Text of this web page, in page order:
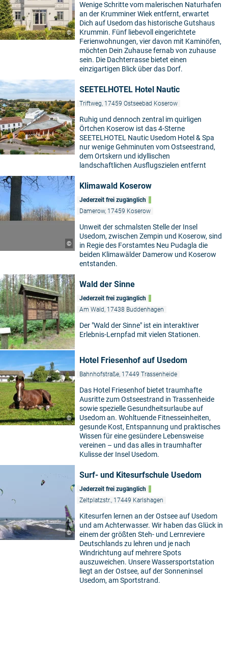
©
Wenige Schritte vom malerischen Naturhafen
an der Krumminer Wiek entfernt, erwartet
Dich auf Usedom das historische Gutshaus
Krummin. Fünf liebevoll eingerichtete
Ferienwohnungen, vier davon mit Kaminöfen,
möchten Dein Zuhause fernab von zuhause
sein. Die Dachterrasse bietet einen
einzigartigen Blick über das Dorf.
SEETELHOTEL Hotel Nautic
Triftweg, 17459 Ostseebad Koserow
Ruhig und dennoch zentral im quirligen
Örtchen Koserow ist das 4-Sterne
SEETELHOTEL Nautic Usedom Hotel & Spa
nur wenige Gehminuten vom Ostseestrand,
dem Ortskern und idyllischen
landschaftlichen Ausflugszielen entfernt
©
Klimawald Koserow
Jederzeit frei zugänglich
Damerow, 17459 Koserow
Unweit der schmalsten Stelle der Insel
Usedom, zwischen Zempin und Koserow, sind
in Regie des Forstamtes Neu Pudagla die
beiden Klimawälder Damerow und Koserow
entstanden.
Wald der Sinne
Jederzeit frei zugänglich
Am Wald, 17438 Buddenhagen
Der "Wald der Sinne" ist ein interaktiver
Erlebnis-Lernpfad mit vielen Stationen.
©
Hotel Friesenhof auf Usedom
Bahnhofstraße, 17449 Trassenheide
Das Hotel Friesenhof bietet traumhafte
Ausritte zum Ostseestrand in Trassenheide
sowie spezielle Gesundheitsurlaube auf
Usedom an. Wohltuende Fitnesseinheiten,
gesunde Kost, Entspannung und praktisches
Wissen für eine gesündere Lebensweise
vereinen – und das alles in traumhafter
Kulisse der Insel Usedom.
©
Surf- und Kitesurfschule Usedom
Jederzeit frei zugänglich
Zeltplatzstr., 17449 Karlshagen
Kitesurfen lernen an der Ostsee auf Usedom
und am Achterwasser. Wir haben das Glück in
einem der größten Steh- und Lernreviere
Deutschlands zu lehren und je nach
Windrichtung auf mehrere Spots
auszuweichen. Unsere Wassersportstation
liegt an der Ostsee, auf der Sonneninsel
Usedom, am Sportstrand.